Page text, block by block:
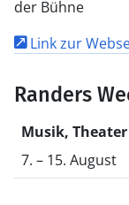
der Bühne
Link zur
Randers
Musik,
7. – 15. August